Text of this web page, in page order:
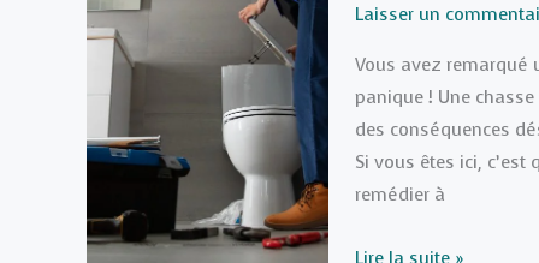
système
pour
alimenter
ses
WC
et
lave-
Laisser un
Vous avez remarqué
panique ! Une
des conséquences
Si vous êtes ici,
remédier à
Réparer
Lire la suite »